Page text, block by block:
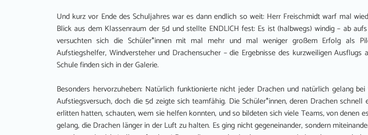
Und kurz vor Ende des Schuljahres war es dann endlich so weit: Herr Freischmidt warf mal
Blick aus dem Klassenraum der 5d und stellte ENDLICH fest: Es ist (halbwegs) windig – ab
versuchten sich die Schüler*innen mit mal mehr und mal weniger großem Erfolg als
Aufstiegshelfer, Windversteher und Drachensucher – die Ergebnisse des kurzweiligen Ausflugs
Schule finden sich in der Galerie.
Besonders hervorzuheben: Natürlich funktionierte nicht jeder Drachen und natürlich gelang
Aufstiegsversuch, doch die 5d zeigte sich teamfähig. Die Schüler*innen, deren Drachen schnell
erlitten hatten, schauten, wem sie helfen konnten, und so bildeten sich viele Teams, von denen
gelang, die Drachen länger in der Luft zu halten. Es ging nicht gegeneinander, sondern